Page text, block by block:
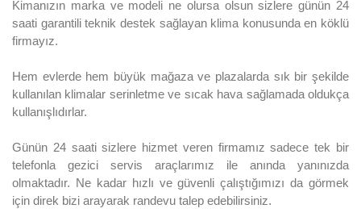
Kimanızın marka ve modeli ne olursa olsun sizlere günün 24
saati garantili teknik destek sağlayan klima konusunda en köklü
firmayız.
Hem evlerde hem büyük mağaza ve plazalarda sık bir şekilde
kullanılan klimalar serinletme ve sıcak hava sağlamada oldukça
kullanışlıdırlar.
Günün 24 saati sizlere hizmet veren firmamız sadece tek bir
telefonla gezici servis araçlarımız ile anında yanınızda
olmaktadır. Ne kadar hızlı ve güvenli çalıştığımızı da görmek
için direk bizi arayarak randevu talep edebilirsiniz.